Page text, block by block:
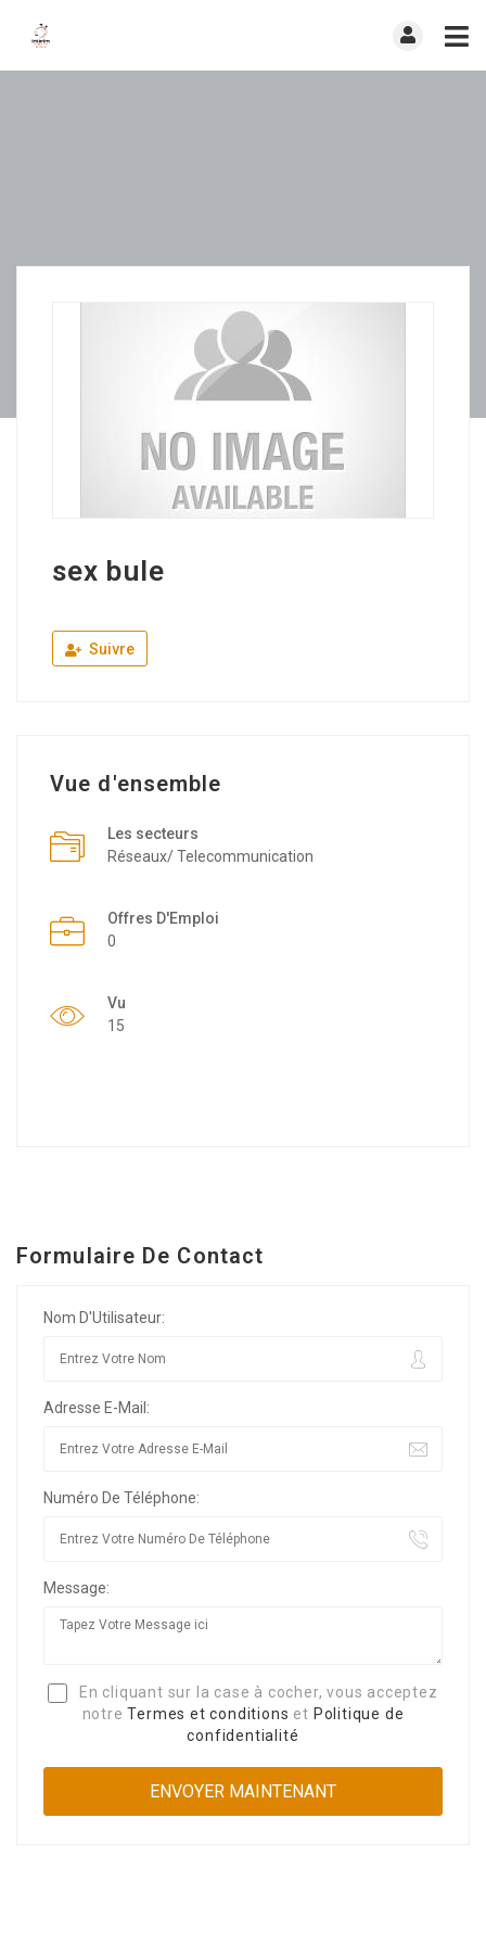
sex bule
Suivre
Vue d'ensemble
Les secteurs
Réseaux/ Telecommunication
Offres D'Emploi
0
Vu
15
Formulaire De Contact
Nom D'Utilisateur:
Adresse E-Mail:
Numéro De Téléphone:
Message:
En cliquant sur la case à cocher, vous acceptez
notreTermes et conditions et Politique de
confidentialité